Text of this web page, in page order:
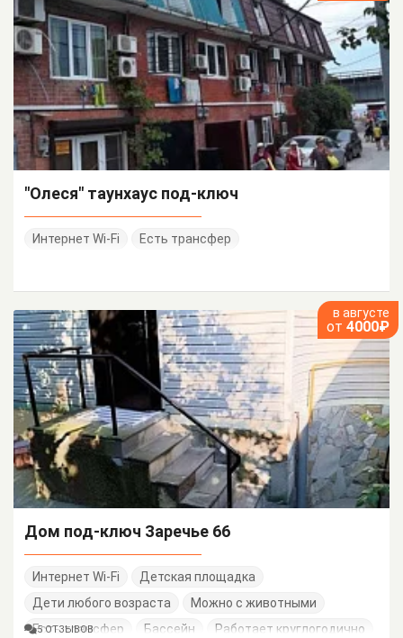
"Олеся" таунхаус под-ключ
Интернет Wi-Fi Есть трансфер
в августе
от 4000₽
Дом под-ключ Заречье 66
Интернет Wi-Fi
Детская площадка
Дети любого возраста
Можно с животными
Есть трансфер
Бассейн Работает круглогодично
5 ОТЗЫВОВ